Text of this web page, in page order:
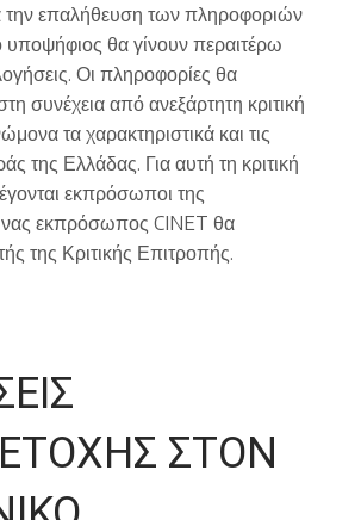
την επαλήθευση των πληροφοριών
θα γίνουν περαιτέρω
Οι πληροφορίες θα
συνέχεια από ανεξάρτητη κριτική
τα χαρακτηριστικά και τις
της Ελλάδας. Για αυτή τη κριτική
εκπρόσωποι της
εκπρόσωπος CINET θα
της Κριτικής Επιτροπής.
ΣΤΟΝ